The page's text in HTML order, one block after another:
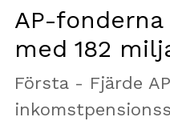
AP-
med 182
Första - Fjärde